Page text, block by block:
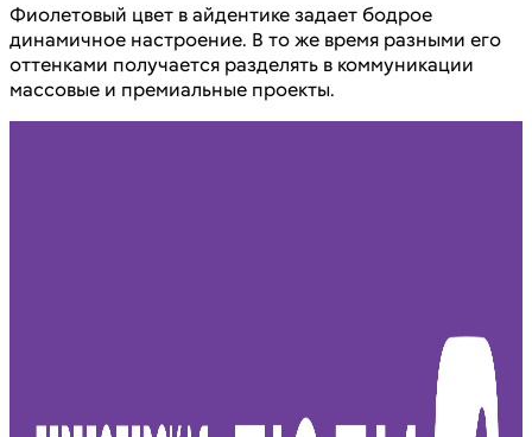
Фиолетовый цвет в айдентике задает бодрое
динамичное настроение. В то же время разными его
оттенками получается разделять в коммуникации
массовые и премиальные проекты.